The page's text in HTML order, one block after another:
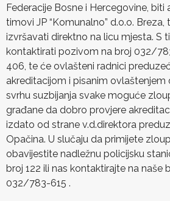
Federacije Bosne i Hercegovine, biti
timovi JP “Komunalno” d.o.o.
izvršavati direktno na licu mjesta. S
kontaktirati pozivom na broj 032/
406, te će ovlašteni radnici
akreditacijom i pisanim ovlaštenjem
svrhu suzbijanja svake moguće
građane da dobro provjere
izdato od strane v.d.direktora
Opačina. U slučaju da primijete
obavijestite nadležnu policijsku
broj 122 ili nas kontaktirajte na
032/783-615 .